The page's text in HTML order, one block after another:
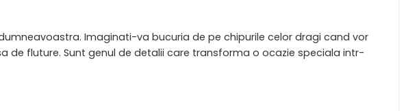
Imaginati-va bucuria de pe chipurile celor dragi cand vor
fluture. Sunt genul de detalii care transforma o ocazie speciala intr-